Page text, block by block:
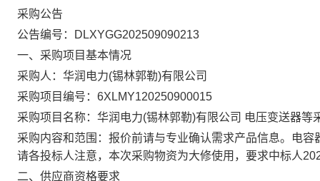
采购公告
公告编号：
DLXYGG202509090213
一、采购项目基本情况
采购人：华润电力(锡林郭勒)有限公司
采购项目编号：6XLMY120250900015
采购项目名称：华润电力(锡林郭勒)有限公司 电压变送器等
采购内容和范围：报价前请与专业确认需求产品信息。电
请各投标人注意，本次采购物资为大修使用，要求中标人
二、供应商资格要求